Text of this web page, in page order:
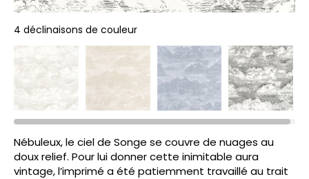
4 déclinaisons de couleur
Nébuleux, le ciel de Songe se couvre de nuages au
doux relief. Pour lui donner cette inimitable aura
vintage, l’imprimé a été patiemment travaillé au trait